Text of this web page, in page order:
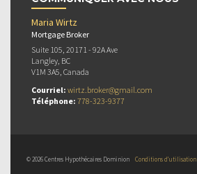
Maria Wirtz
Mortgage Broker
Suite 105, 20171 - 92A Ave
Langley, BC
V1M 3A5, Canada
Courriel: wirtz.broker@gmail.com
Téléphone: 778-323-9377
© 2026 Centres Hypothécaires Dominion Conditions d’utilisation